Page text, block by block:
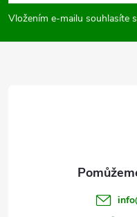
p
a
Vložením e-mailu souhlasíte s
info